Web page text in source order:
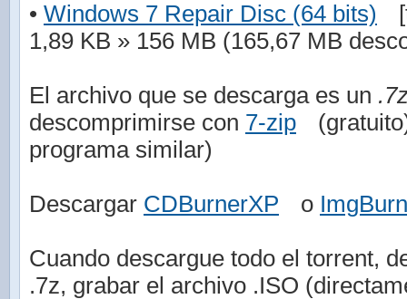
• Windows 7 Repair Disc (64 bits)
1,89 KB » 156 MB (165,67 MB
El archivo que se descarga es un
descomprimirse con 7-zip
programa similar)
Descargar CDBurnerXP o ImgBurn
Cuando descargue todo el torrent,
.7z, grabar el archivo .ISO